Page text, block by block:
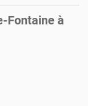
Fontaine à